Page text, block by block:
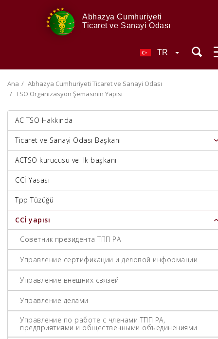
Abhazya Cumhuriyeti
Ticaret ve Sanayi Odası
TR
Ana
Abhazya Cumhuriyeti Ticaret ve Sanayi Odası
TSO Organizasyon Şemasının Yapısı
AC TSO Hakkında
Ticaret ve Sanayi Odası Başkanı
ACTSO kurucusu ve ilk başkanı
CCİ Yasası
Tpp Tüzüğü
CCİ yapısı
Советник президента ТПП РА
Управление сертификации и деловой информации
Управление внешних связей
Управление делами
Управление по работе с членами ТПП РА,
предприятиями и общественными объединениями